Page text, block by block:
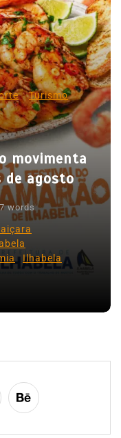
Turismo
movimenta
de agosto
words
Ilhabela